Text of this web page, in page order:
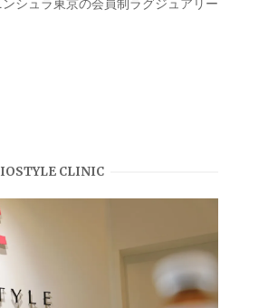
シュラ東京の会員制ラグジュアリー
CLINIC